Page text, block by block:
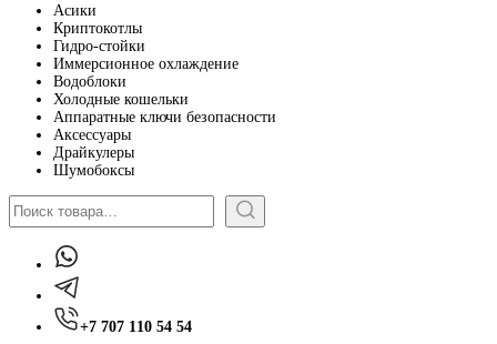
Асики
Криптокотлы
Гидро-стойки
Иммерсионное охлаждение
Водоблоки
Холодные кошельки
Аппаратные ключи безопасности
Аксессуары
Драйкулеры
Шумобоксы
Поиск
+7 707 110 54 54